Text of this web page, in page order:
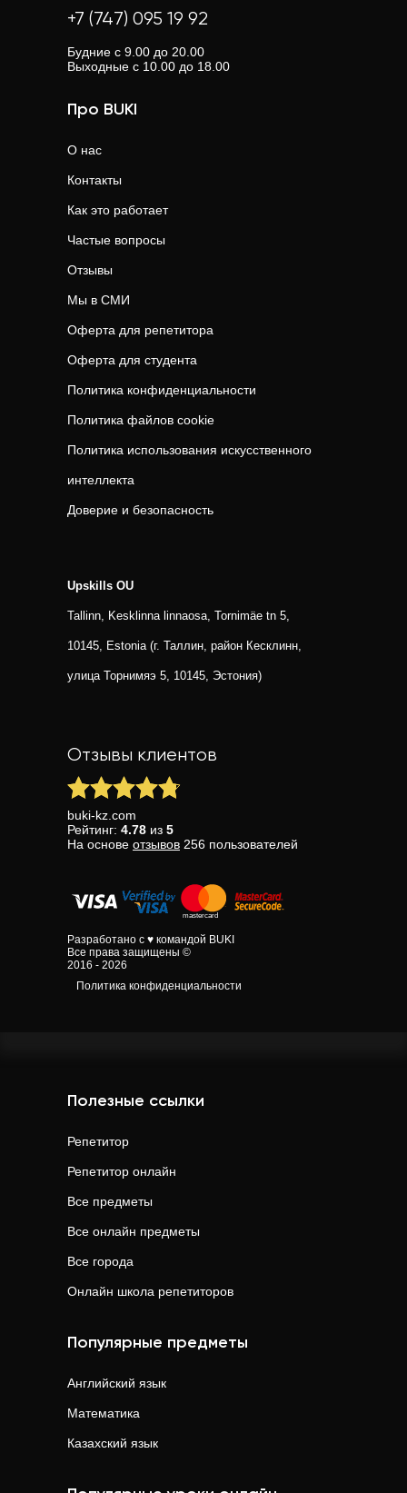
+7 (747) 095 19 92
Будние с 9.00 до 20.00
Выходные с 10.00 до 18.00
Про BUKI
О нас
Контакты
Как это работает
Частые вопросы
Отзывы
Мы в СМИ
Оферта для репетитора
Оферта для студента
Политика конфиденциальности
Политика файлов cookie
Политика использования искусственного
интеллекта
Доверие и безопасность
Upskills OU
Tallinn, Kesklinna linnaosa, Tornimäe tn 5,
10145, Estonia (г. Таллин, район Кесклинн,
улица Торнимяэ 5, 10145, Эстония)
Отзывы клиентов
buki-kz.com
Рейтинг: 4.78 из 5
На основе отзывов 256 пользователей
Разработано с ♥ командой BUKI
Все права защищены ©
2016 - 2026
Политика конфиденциальности
Полезные ссылки
Репетитор
Репетитор онлайн
Все предметы
Все онлайн предметы
Все города
Онлайн школа репетиторов
Популярные предметы
Английский язык
Математика
Казахский язык